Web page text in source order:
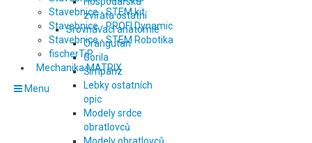
Stavebnice - STEM kit
Stavebnice - PROFI Dynamic
Stavebnice - STEM Robotika
fischerTiP
Mechanika MATRIX
Menu
zvířata ostatní
Srovnávací anatomie
Orangutan
Gorila
Šimpanz
Lebky ostatních
opic
Modely srdce
obratlovců